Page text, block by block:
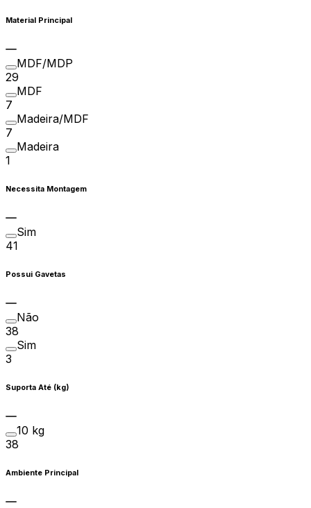
Material Principal
MDF/MDP
29
MDF
7
Madeira/MDF
7
Madeira
1
Necessita Montagem
Sim
41
Possui Gavetas
Não
38
Sim
3
Suporta Até (kg)
10 kg
38
Ambiente Principal